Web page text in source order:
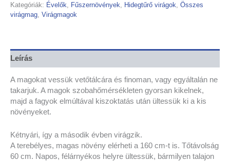
Kategóriák: Évelők Fűszernövények Hidegtűrő virágok Összes
virágmag Virágmagok
Leírás
A magokat vessük vetőtálcára és finoman, vagy egyáltalán ne
takarjuk. A magok szobahőmérsékleten gyorsan kikelnek,
majd a fagyok elmúltával kiszoktatás után ültessük ki a kis
növényeket.
Kétnyári, így a második évben virágzik.
A terebélyes, magas növény elérheti a 160 cm-t is. Tőtávolság
60 cm. Napos, félárnyékos helyre ültessük, bármilyen talajon